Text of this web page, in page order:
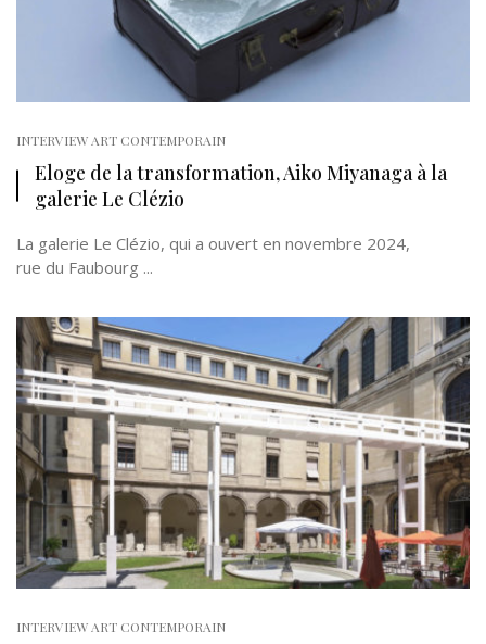
INTERVIEW ART CONTEMPORAIN
Eloge de la transformation, Aiko Miyanaga à la
galerie Le Clézio
La galerie Le Clézio, qui a ouvert en novembre 2024,
rue du Faubourg ...
INTERVIEW ART CONTEMPORAIN